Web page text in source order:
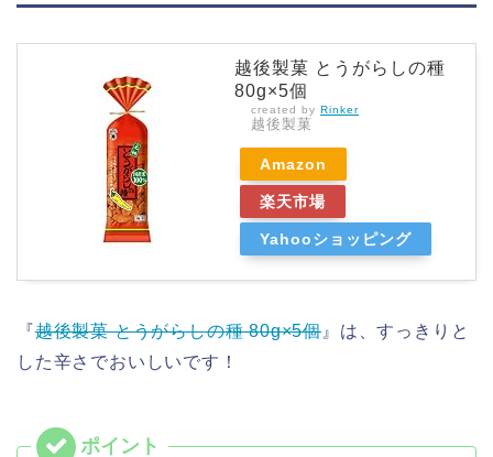
越後製菓 とうがらしの種
80g×5個
created by Rinker
越後製菓
Amazon
楽天市場
Yahooショッピング
『越後製菓 とうがらしの種 80g×5個 』は、すっきりと
した辛さでおいしいです！